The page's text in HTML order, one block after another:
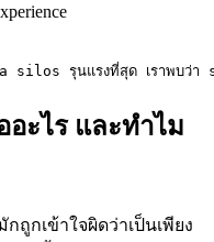
รุนแรงที่สุด เราพบว่า
อะไร และทำไม
กถูกเข้าใจผิดว่าเป็นเพียง